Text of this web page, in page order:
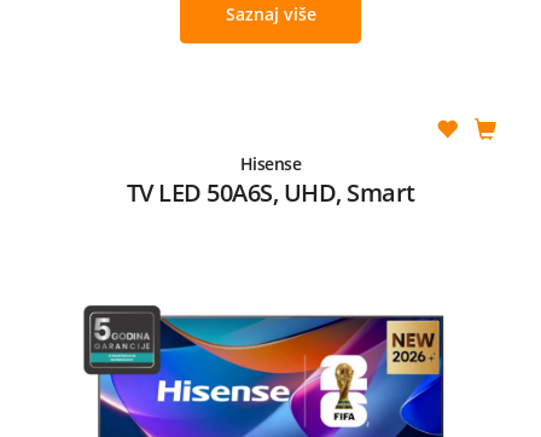
Saznaj više
Hisense
TV LED 50A6S, UHD, Smart